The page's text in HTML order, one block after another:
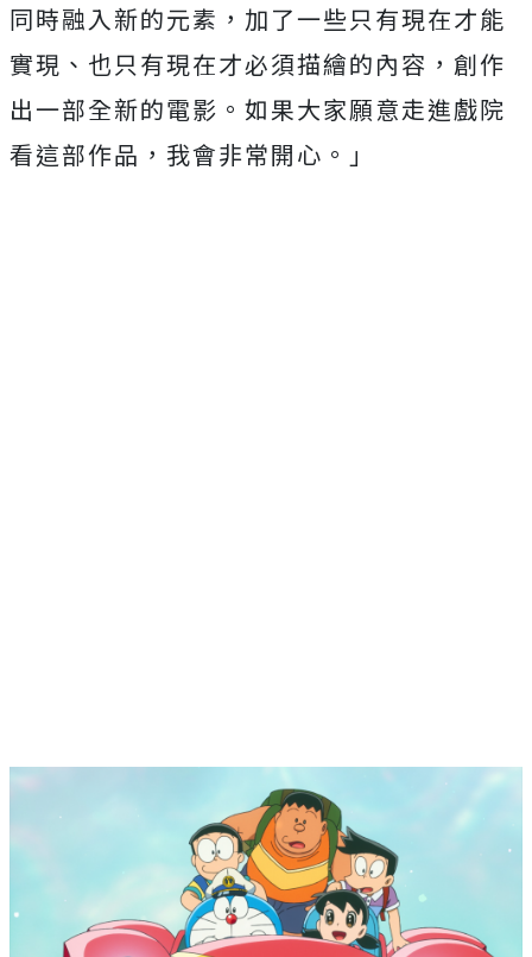
同時融入新的元素， 加了一些只有現在才能
實現、也只有現在才必須描繪的內容， 創作
出一部全新的電影。如果大家願意走進戲院
看這部作品， 我會非常開心。」